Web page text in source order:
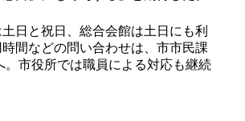
日と祝日、総合会館は土日にも利
間などの問い合わせは、市市民課
。市役所では職員による対応も継続